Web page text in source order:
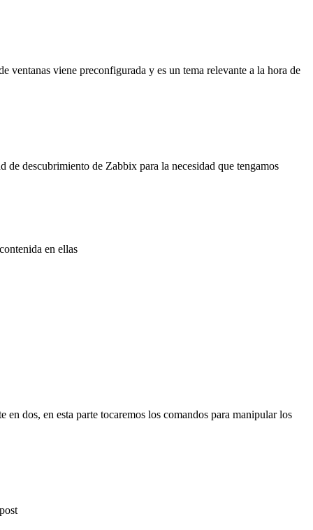
ventanas viene preconfigurada y es un tema relevante a la hora de
de descubrimiento de Zabbix para la necesidad que tengamos
en ellas
en dos, en esta parte tocaremos los comandos para manipular los